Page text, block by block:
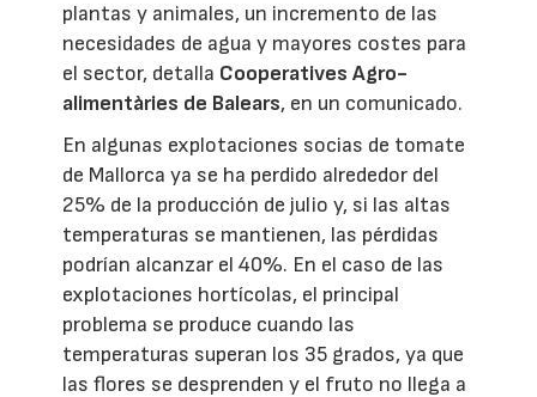
plantas y animales, un incremento de las
necesidades de agua y mayores costes para
el sector, detalla Cooperatives Agro-
alimentàries de Balears, en un comunicado.
En algunas explotaciones socias de tomate
de Mallorca ya se ha perdido alrededor del
25% de la producción de julio y, si las altas
temperaturas se mantienen, las pérdidas
podrían alcanzar el 40%. En el caso de las
explotaciones hortícolas, el principal
problema se produce cuando las
temperaturas superan los 35 grados, ya que
las flores se desprenden y el fruto no llega a